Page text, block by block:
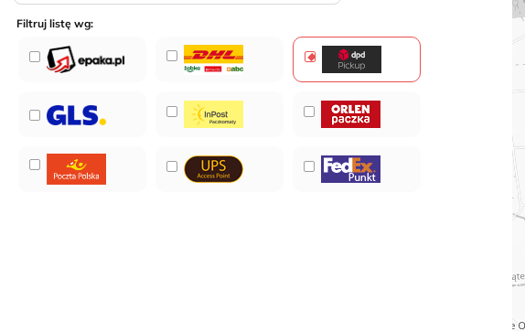
Filtruj listę wg: